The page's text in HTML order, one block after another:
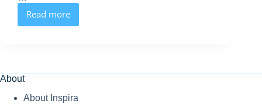
Read more
Inspira
Academy
About
About Inspira